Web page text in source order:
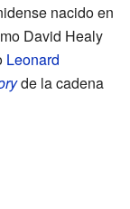
nacido en
David Healy
Leonard
de la cadena